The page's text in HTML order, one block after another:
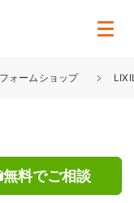
ォームショップ
無料でご相談